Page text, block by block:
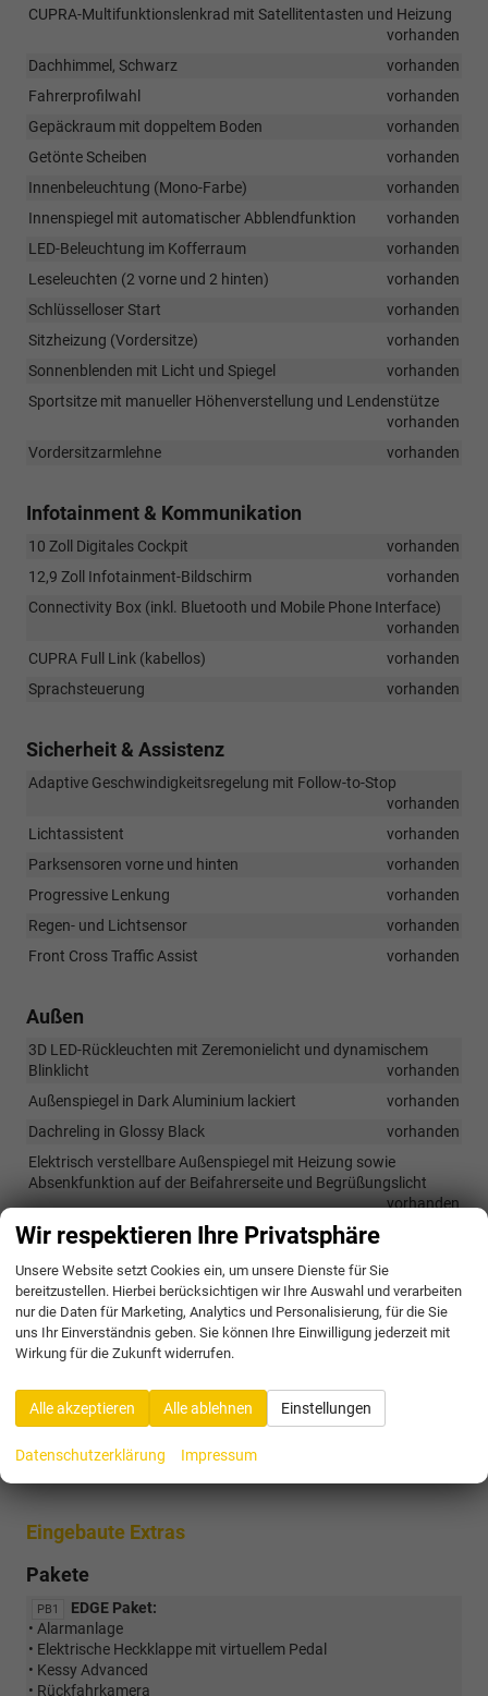
CUPRA-Multifunktionslenkrad mit Satellitentasten und Heizung
vorhanden
Dachhimmel, Schwarz
vorhanden
Fahrerprofilwahl
vorhanden
Gepäckraum mit doppeltem Boden
vorhanden
Getönte Scheiben
vorhanden
Innenbeleuchtung (Mono-Farbe)
vorhanden
Innenspiegel mit automatischer Abblendfunktion
vorhanden
LED-Beleuchtung im Kofferraum
vorhanden
Leseleuchten (2 vorne und 2 hinten)
vorhanden
Schlüsselloser Start
vorhanden
Sitzheizung (Vordersitze)
vorhanden
Sonnenblenden mit Licht und Spiegel
vorhanden
Sportsitze mit manueller Höhenverstellung und Lendenstütze
vorhanden
Vordersitzarmlehne
vorhanden
Infotainment & Kommunikation
10 Zoll Digitales Cockpit
vorhanden
12,9 Zoll Infotainment-Bildschirm
vorhanden
Connectivity Box (inkl. Bluetooth und Mobile Phone Interface)
vorhanden
CUPRA Full Link (kabellos)
vorhanden
Sprachsteuerung
vorhanden
Sicherheit & Assistenz
Adaptive Geschwindigkeitsregelung mit Follow-to-Stop
vorhanden
Lichtassistent
vorhanden
Parksensoren vorne und hinten
vorhanden
Progressive Lenkung
vorhanden
Regen- und Lichtsensor
vorhanden
Front Cross Traffic Assist
vorhanden
Außen
3D LED-Rückleuchten mit Zeremonielicht und dynamischem
Blinklicht
vorhanden
Außenspiegel in Dark Aluminium lackiert
vorhanden
Dachreling in Glossy Black
vorhanden
Elektrisch verstellbare Außenspiegel mit Heizung sowie
Absenkfunktion auf der Beifahrerseite und Begrüßungslicht
vorhanden
Elektrische Heckklappe
Fenstereinfassungen in Glossy Black
vorhanden
Voll-LED-Scheinwerfer mit Signaturbeleuchtung und
Coming/Leaving Home-Funktion
vorhanden
Vorbereitung für Anhängerkupplung (nicht e-HYBRID)
Räder & Technik
18 Zoll GARBI Leichtmetallfelgen, Silber
Eingebaute Extras
Pakete
PB1
EDGE Paket:
• Alarmanlage
• Elektrische Heckklappe mit virtuellem Pedal
• Kessy Advanced
• Rückfahrkamera
Wir respektieren Ihre Privatsphäre
Unsere Website setzt Cookies ein, um unsere Dienste für Sie
bereitzustellen. Hierbei berücksichtigen wir Ihre Auswahl und verarbeiten
nur die Daten für Marketing, Analytics und Personalisierung, für die Sie
uns Ihr Einverständnis geben. Sie können Ihre Einwilligung jederzeit mit
Wirkung für die Zukunft widerrufen.
Alle akzeptieren Alle ablehnen Einstellungen
Datenschutzerklärung Impressum